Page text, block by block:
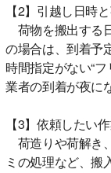
【2】引越し日時
荷物を搬出する
の場合は、到着予
時間指定がない“
業者の到着が夜に
【3】依頼したい
荷造りや荷解き
ミの処理など、搬